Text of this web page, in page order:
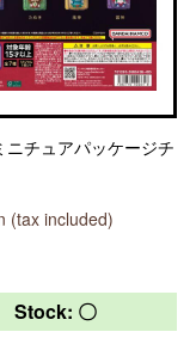
ニチュアパッケージチ
(tax included)
Stock: 〇